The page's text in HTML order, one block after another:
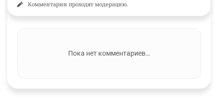
Комментарии проходят модерацию.
Пока нет комментариев…